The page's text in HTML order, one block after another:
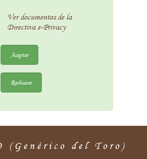
Ver documentos de la
Directiva e-Privacy
Aceptar
Rechazar
(Genérico del Toro)